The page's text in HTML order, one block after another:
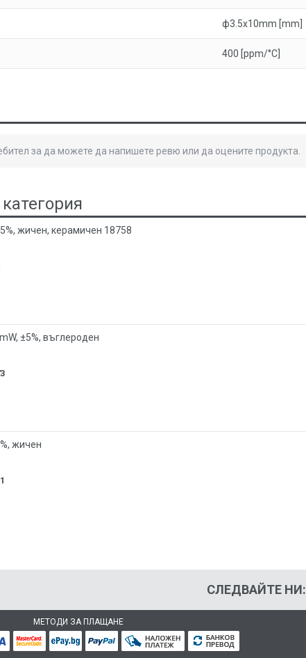
ф3.5x10mm [mm]
400 [ppm/°C]
за да можете да напишете ревю или да оцените продукта.
жичен, керамичен 18758
±5%, въглероден
жичен
СЛЕДВАЙТЕ НИ:
МЕТОДИ ЗА ПЛАЩАНЕ